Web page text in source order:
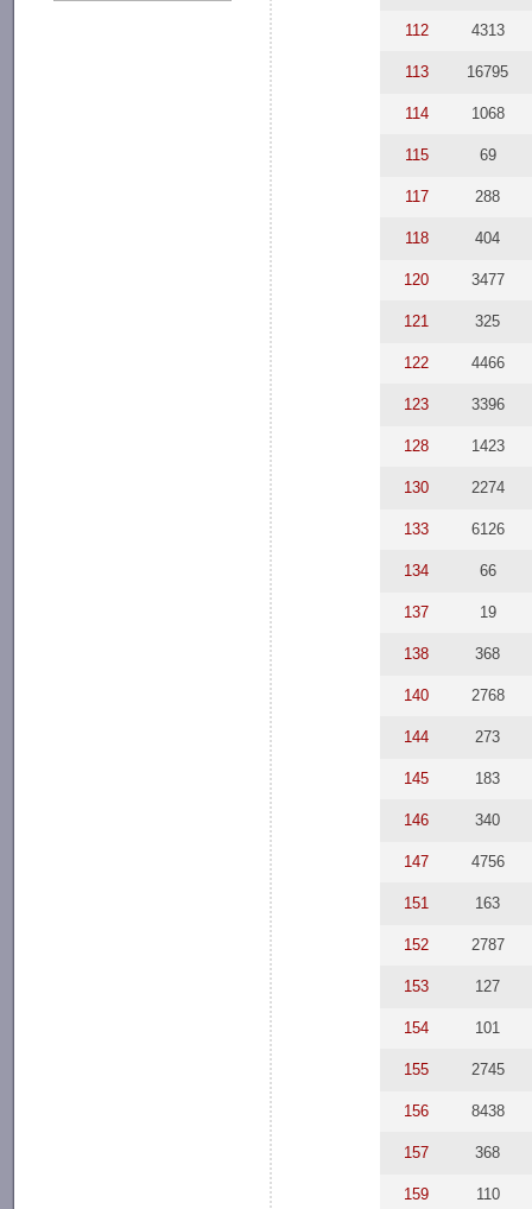
112 4313
113 16795
114 1068
115 69
117 288
118 404
120 3477
121 325
122 4466
123 3396
128 1423
130 2274
133 6126
134 66
137 19
138 368
140 2768
144 273
145 183
146 340
147 4756
151 163
152 2787
153 127
154 101
155 2745
156 8438
157 368
159 110